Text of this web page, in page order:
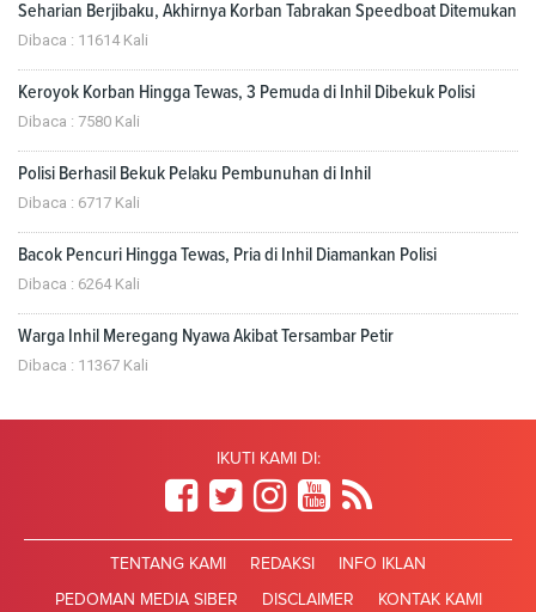
Seharian Berjibaku, Akhirnya Korban Tabrakan Speedboat Ditemukan
Dibaca : 11614 Kali
Keroyok Korban Hingga Tewas, 3 Pemuda di Inhil Dibekuk Polisi
Dibaca : 7580 Kali
Polisi Berhasil Bekuk Pelaku Pembunuhan di Inhil
Dibaca : 6717 Kali
Bacok Pencuri Hingga Tewas, Pria di Inhil Diamankan Polisi
Dibaca : 6264 Kali
Warga Inhil Meregang Nyawa Akibat Tersambar Petir
Dibaca : 11367 Kali
IKUTI KAMI DI:
TENTANG KAMI REDAKSI INFO IKLAN
PEDOMAN MEDIA SIBER DISCLAIMER KONTAK KAMI